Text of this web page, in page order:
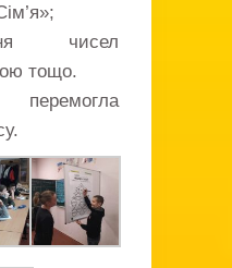
чисел
тощо.